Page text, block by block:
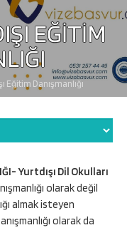
EĞİTİM
Eğitim Danışmanlığı
Yurtdışı Dil Okulları
olarak değil
almak isteyen
olarak da